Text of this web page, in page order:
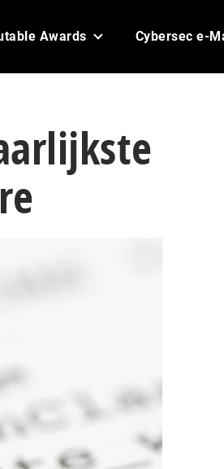
Awards Cybersec e-